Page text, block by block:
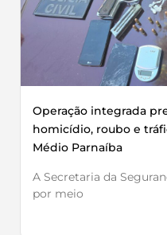
Operação integrada
homicídio, roubo e
Médio Parnaíba
A Secretaria da
por meio